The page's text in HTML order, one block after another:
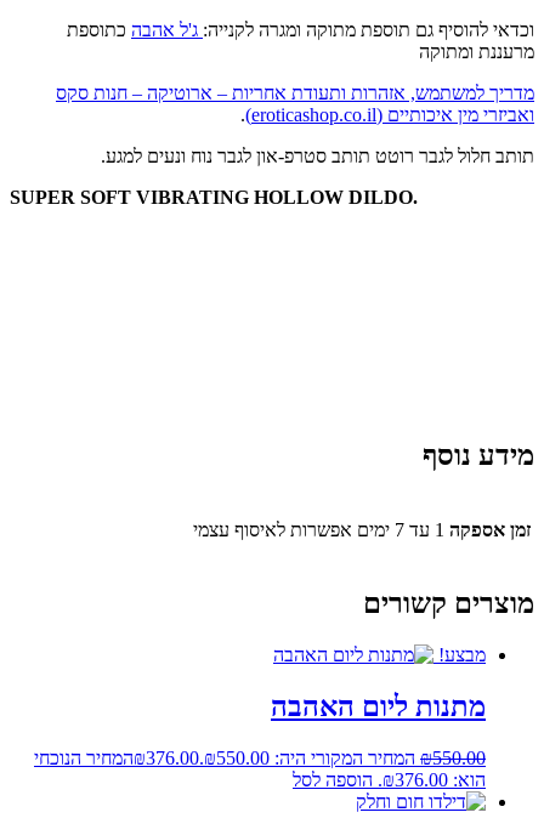
וכדאי להוסיף גם תוספת מתוקה ומגרה לקנייה: ג'ל אהבה כתוספת
מרעננת ומתוקה
מדריך למשתמש, אזהרות ותעודת אחריות – ארוטיקה – חנות סקס
ואביזרי מין איכותיים (eroticashop.co.il)
.
תותב חלול לגבר רוטט תותב סטרפ-און לגבר נוח ונעים למגע.
.SUPER SOFT VIBRATING HOLLOW DILDO
מידע נוסף
זמן אספקה 1 עד 7 ימים אפשרות לאיסוף עצמי
מוצרים קשורים
מבצע!
מתנות ליום האהבה
₪550.00 המחיר המקורי היה: ₪550.00. ₪376.00
המחיר הנוכחי
הוא: ₪376.00.
הוספה לסל